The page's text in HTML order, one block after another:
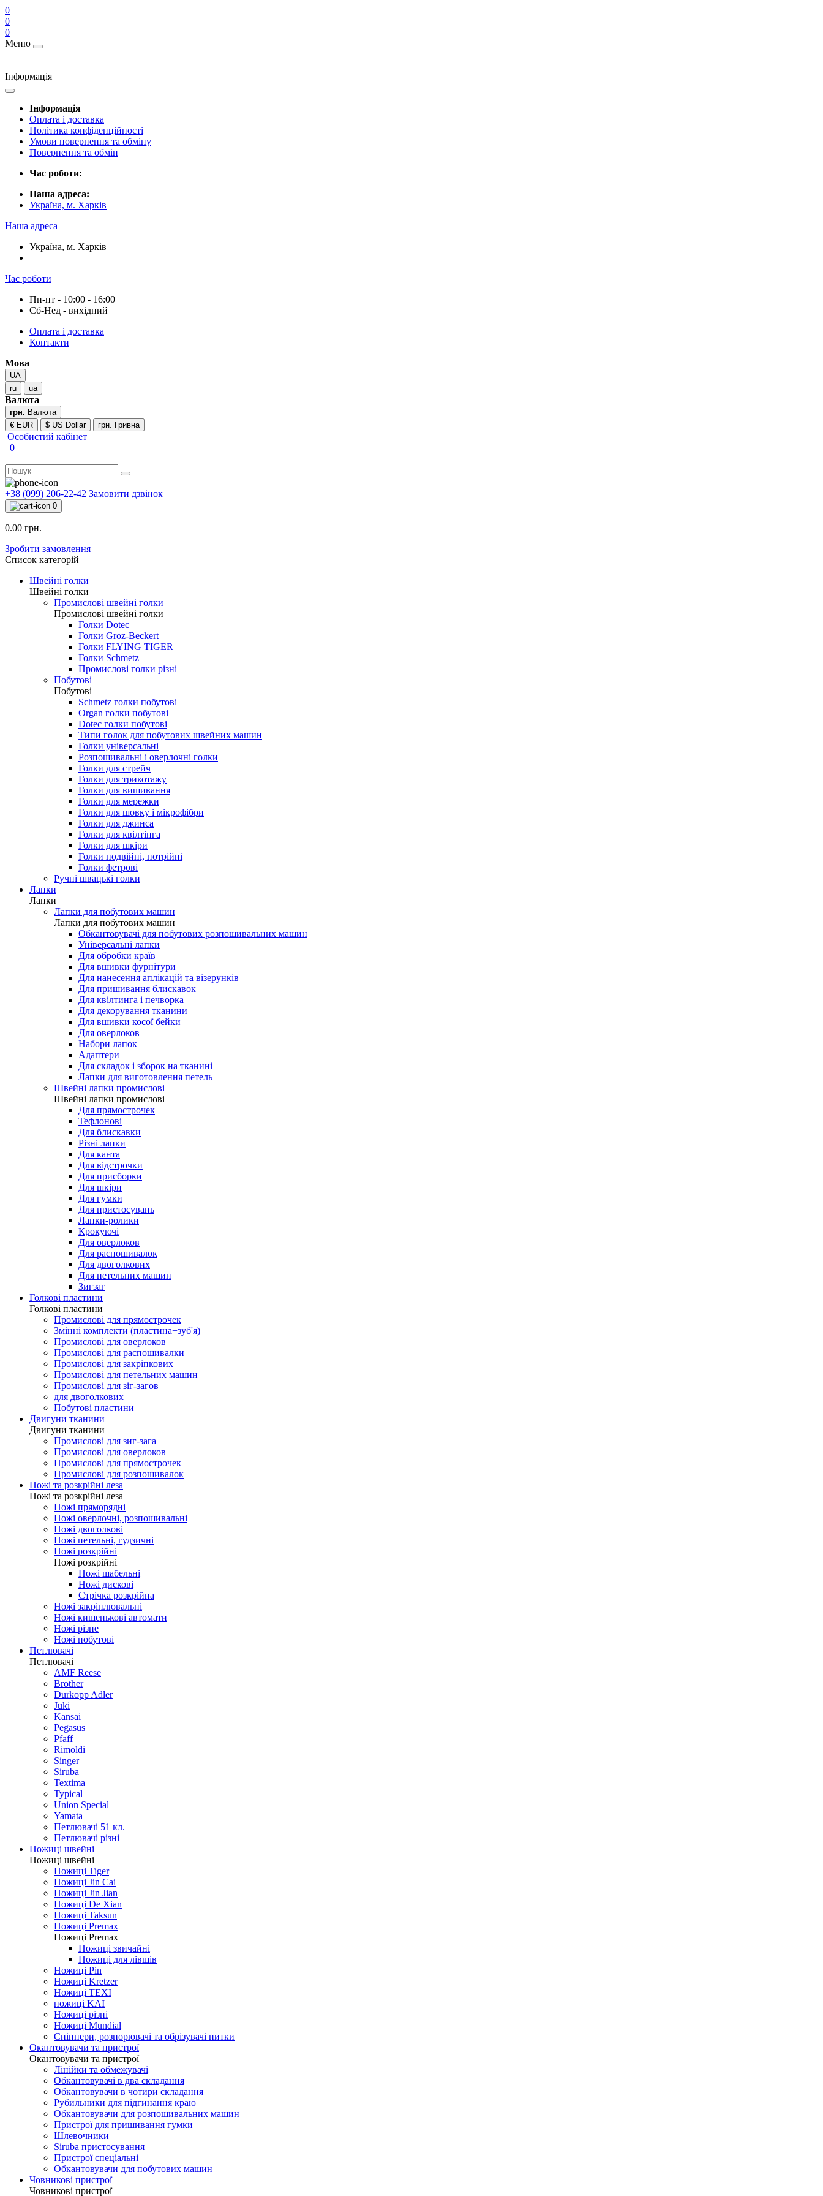
0
0
0
Меню
Інформація
Інформація
Оплата і доставка
Політика конфіденційності
Умови повернення та обміну
Повернення та обмін
Час роботи:
Наша адреса:
Україна, м. Харків
Наша адреса
Україна, м. Харків
Час роботи
Пн-пт - 10:00 - 16:00
Сб-Нед - вихідний
Оплата і доставка
Контакти
Мова
UA
ru
ua
Валюта
грн. Валюта
€ EUR
$ US Dollar грн. Гривна
Особистий кабінет
0
+38 (099) 206-22-42
0.00 грн.
Зробити замовлення
Список категорій
Швейні голки
Швейні голки
Промислові швейні голки
Промислові швейні голки
Голки Dotec
Голки Groz-Beckert
Голки FLYING TIGER
Голки Schmetz
Промислові голки різні
Побутові
Побутові
Schmetz голки побутові
Organ голки побутові
Dotec голки побутові
Типи голок для побутових швейних машин
Голки універсальні
Розпошивальні і оверлочні голки
Голки для стрейч
Голки для трикотажу
Голки для вишивання
Голки для мережки
Голки для шовку і мікрофібри
Голки для джинса
Голки для квілтінга
Голки для шкіри
Ручні швацькі голки
Лапки
Лапки для побутових машин
Лапки для побутових машин
Обкантовувачі для побутових розпошивальних машин
Універсальні лапки
Для обробки країв
Для вшивки фурнітури
Для нанесення аплікацій та візерунків
Для пришивання блискавок
Для квілтинга і печворка
Для декорування тканини
Для вшивки косої бейки
Для оверлоков
Набори лапок
Адаптери
Для складок і зборок на тканині
Лапки для виготовлення петель
Швейні лапки промислові
Швейні лапки промислові
Для прямострочек
Тефлонові
Для блискавки
Різні лапки
Для канта
Для відстрочки
Для присборки
Для шкіри
Для гумки
Для пристосувань
Лапки-ролики
Крокуючі
Для оверлоков
Для распошивалок
Для двоголкових
Для петельних машин
Зигзаг
Голкові пластини
Голкові пластини
Промислові для прямострочек
Змінні комплекти (пластина+зуб'я)
Промислові для оверлоков
Промислові для распошивалки
Промислові для закріпкових
Промислові для петельних машин
Промислові для зіг-загов
для двоголкових
Побутові пластини
Двигуни тканини
Двигуни тканини
Промислові для зиг-зага
Промислові для оверлоков
Промислові для прямострочек
Промислові для розпошивалок
Ножі та розкрійні леза
Ножі та розкрійні леза
Ножі пряморядні
Ножі оверлочні, розпошивальні
Ножі двоголкові
Ножі петельні, гудзичні
Ножі розкрійні
Ножі розкрійні
Ножі шабельні
Ножі дискові
Стрічка розкрійна
Ножі закріплювальні
Ножі кишенькові автомати
Ножі різне
Ножі побутові
Петлювачі
Петлювачі
AMF Reese
Brother
Durkopp Adler
Juki
Kansai
Pegasus
Pfaff
Rimoldi
Singer
Siruba
Textima
Typical
Union Special
Yamata
Петлювачі 51 кл.
Петлювачі різні
Ножиці швейні
Ножиці швейні
Ножиці Tiger
Ножиці Jin Cai
Ножиці Jin Jian
Ножиці De Xian
Ножиці Taksun
Ножиці Premax
Ножиці Premax
Ножиці звичайні
Ножиці для лівшів
Ножиці Pin
Ножиці Kretzer
Ножиці TEXI
ножиці KAI
Ножиці різні
Ножиці Mundial
Сніппери, розпорювачі та обрізувачі нитки
Окантовувачи та пристрої
Окантовувачи та пристрої
Лінійки та обмежувачі
Обкантовувачі в два складання
Обкантовувачи в чотири складання
Рубильники для підгинання краю
Обкантовувачи для розпошивальних машин
Пристрої для пришивання гумки
Шлевочники
Siruba пристосування
Пристрої спеціальні